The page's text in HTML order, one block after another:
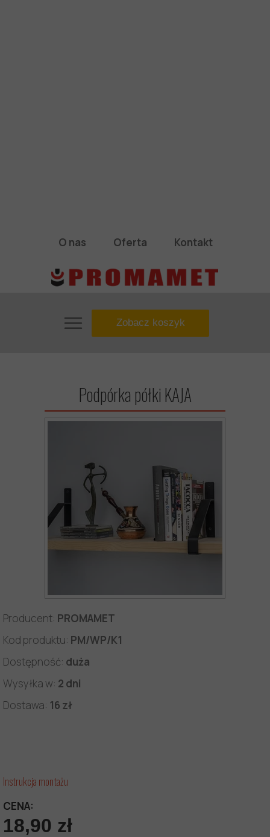
Instrukcja montażu
O nas Oferta Kontakt
Zobacz koszyk
Podpórka półki KAJA
Producent: PROMAMET
Kod produktu: PM/WP/K1
Dostępność: duża
Wysyłka w: 2 dni
Dostawa: 16 zł
18,90 zł
CENA: